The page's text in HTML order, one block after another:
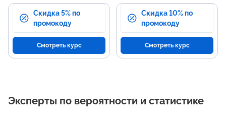
Скидка 5% по
промокоду
Смотреть курс
Скидка 10% по
промокоду
Смотреть курс
Эксперты по вероятности и статистике